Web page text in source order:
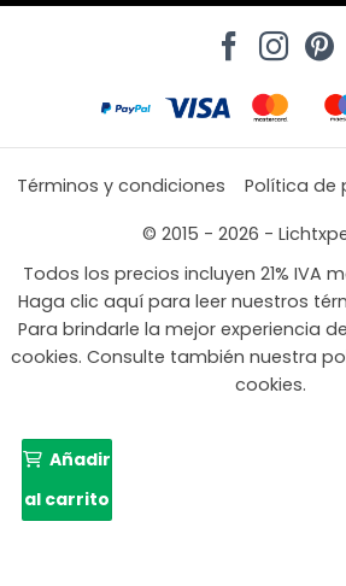
Términos y condiciones Política de
© 2015 - 2026 -
Todos los precios incluyen 21% IVA
Haga clic aquí para leer nuestros
Para brindarle la mejor experiencia
cookies. Consulte también nuestra
cookies.
Añadir
al carrito